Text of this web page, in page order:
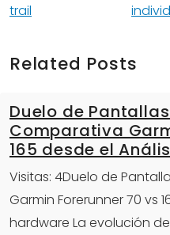
trail
Related Posts
Duelo de
Comparativa
165 desde el
Visitas: 4Duelo de
Garmin Forerunner 70 vs
hardware La evolución